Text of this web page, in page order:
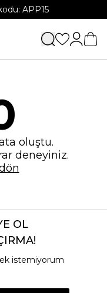
APP15
oluştu.
deneyiniz.
OL
istemiyorum